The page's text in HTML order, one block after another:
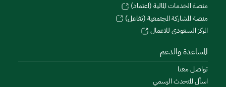
منصة الخدمات المالية (اعتماد)
منصة المشاركة المجتمعية (تفاعل)
المركز السعودي للاعمال
المساعدة والدعم
تواصل معنا
اسأل المتحدث الرسمي